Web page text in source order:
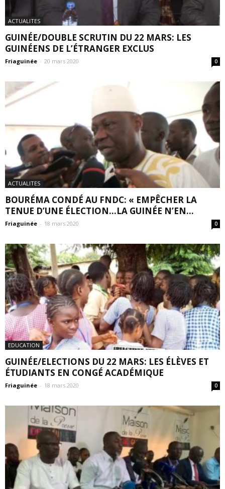
ACTUALITES
GUINÉE/DOUBLE SCRUTIN DU 22 MARS: LES
GUINÉENS DE L’ÉTRANGER EXCLUS
Friaguinée - 20 mars 2020 0
ACTUALITES
BOURÉMA CONDÉ AU FNDC: « EMPÊCHER LA
TENUE D’UNE ÉLECTION…LA GUINÉE N’EN...
Friaguinée - 18 mars 2020 0
EDUCATION
GUINÉE/ELECTIONS DU 22 MARS: LES ÉLÈVES ET
ÉTUDIANTS EN CONGÉ ACADÉMIQUE
Friaguinée - 18 mars 2020 0